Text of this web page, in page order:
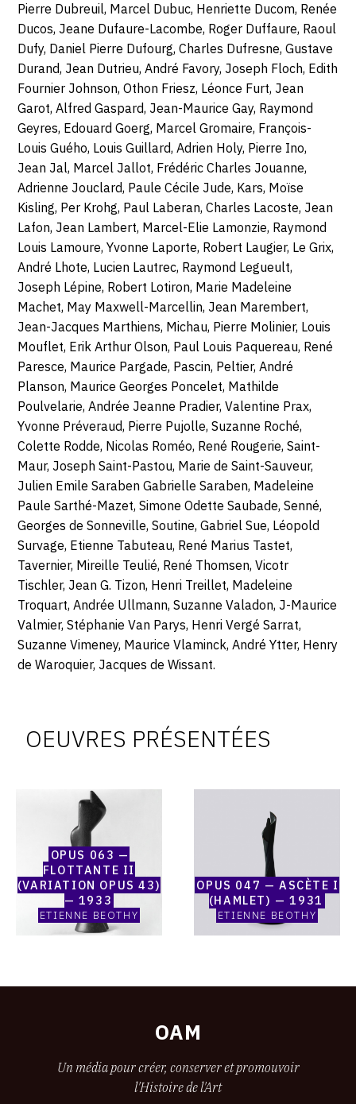
Pierre Dubreuil, Marcel Dubuc, Henriette Ducom, Renée
Ducos, Jeane Dufaure-Lacombe, Roger Duffaure, Raoul
Dufy, Daniel Pierre Dufourg, Charles Dufresne, Gustave
Durand, Jean Dutrieu, André Favory, Joseph Floch, Edith
Fournier Johnson, Othon Friesz, Léonce Furt, Jean
Garot, Alfred Gaspard, Jean-Maurice Gay, Raymond
Geyres, Edouard Goerg, Marcel Gromaire, François-
Louis Guého, Louis Guillard, Adrien Holy, Pierre Ino,
Jean Jal, Marcel Jallot, Frédéric Charles Jouanne,
Adrienne Jouclard, Paule Cécile Jude, Kars, Moïse
Kisling, Per Krohg, Paul Laberan, Charles Lacoste, Jean
Lafon, Jean Lambert, Marcel-Elie Lamonzie, Raymond
Louis Lamoure, Yvonne Laporte, Robert Laugier, Le Grix,
André Lhote, Lucien Lautrec, Raymond Legueult,
Joseph Lépine, Robert Lotiron, Marie Madeleine
Machet, May Maxwell-Marcellin, Jean Marembert,
Jean-Jacques Marthiens, Michau, Pierre Molinier, Louis
Mouflet, Erik Arthur Olson, Paul Louis Paquereau, René
Paresce, Maurice Pargade, Pascin, Peltier, André
Planson, Maurice Georges Poncelet, Mathilde
Poulvelarie, Andrée Jeanne Pradier, Valentine Prax,
Yvonne Préveraud, Pierre Pujolle, Suzanne Roché,
Colette Rodde, Nicolas Roméo, René Rougerie, Saint-
Maur, Joseph Saint-Pastou, Marie de Saint-Sauveur,
Julien Emile Saraben Gabrielle Saraben, Madeleine
Paule Sarthé-Mazet, Simone Odette Saubade, Senné,
Georges de Sonneville, Soutine, Gabriel Sue, Léopold
Survage, Etienne Tabuteau, René Marius Tastet,
Tavernier, Mireille Teulié, René Thomsen, Vicotr
Tischler, Jean G. Tizon, Henri Treillet, Madeleine
Troquart, Andrée Ullmann, Suzanne Valadon, J-Maurice
Valmier, Stéphanie Van Parys, Henri Vergé Sarrat,
Suzanne Vimeney, Maurice Vlaminck, André Ytter, Henry
de Waroquier, Jacques de Wissant.
vendreOEUVRES PRÉSENTÉES
Beothy,
Opus
063
—
Flottante
(variation
OPUS 063 —
FLOTTANTE II
(VARIATION OPUS 43)
— 1933
ETIENNE BEOTHY
047
—
Ascète
(Hamlet)
OPUS 047 — ASCÈTE I
(HAMLET) — 1931
ETIENNE BEOTHY
OAM
Un média pour créer, conserver et promouvoir
l'Histoire de l'Art